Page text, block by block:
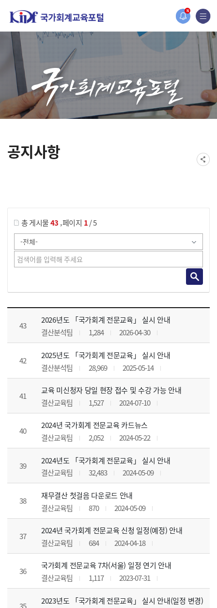
N
홈페이지가 새롭게 개편되었습니다.
한국조세재정연구원홈페이지가 새롭게 개설되었습니다.
공지사항
총 게시물43 ,페이지 1/ 5
공지사항 목록 으로 번호, 제목, 작성자, 조회수, 등록 일, 첨부파일로 나열 되고 있습니다.
43
2026년도 「국가회계 전문교육」 실시 안내
결산분석팀
1,284 2026-04-30
42
2025년도 「국가회계 전문교육」 실시 안내
결산분석팀
28,969 2025-05-14
41
교육 미신청자 당일 현장 접수 및 수강 가능 안내
결산교육팀
1,527 2024-07-10
40
2024년 국가회계 전문교육 카드뉴스
결산교육팀
2,052 2024-05-22
39
2024년도 「국가회계 전문교육」 실시 안내
결산교육팀
32,483 2024-05-09
38
재무결산 첫걸음 다운로드 안내
결산교육팀
870 2024-05-09
37
2024년 국가회계 전문교육 신청 일정(예정) 안내
결산교육팀
684 2024-04-18
36
국가회계 전문교육 7차(서울) 일정 연기 안내
결산교육팀
1,117 2023-07-31
2023년도 「국가회계 전문교육」 실시 안내(일정 변경)